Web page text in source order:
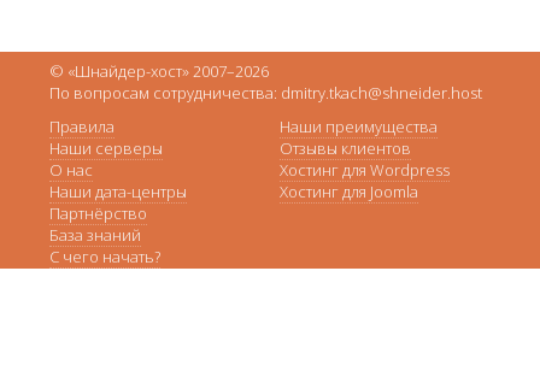
© «Шнайдер-хост» 2007–2026
По вопросам сотрудничества: dmitry.tkach@shneider.host
Правила
Наши серверы
О нас
Наши дата-центры
Партнёрство
База знаний
С чего начать?
Наши преимущества
Отзывы клиентов
Хостинг для Wordpress
Хостинг для Joomla